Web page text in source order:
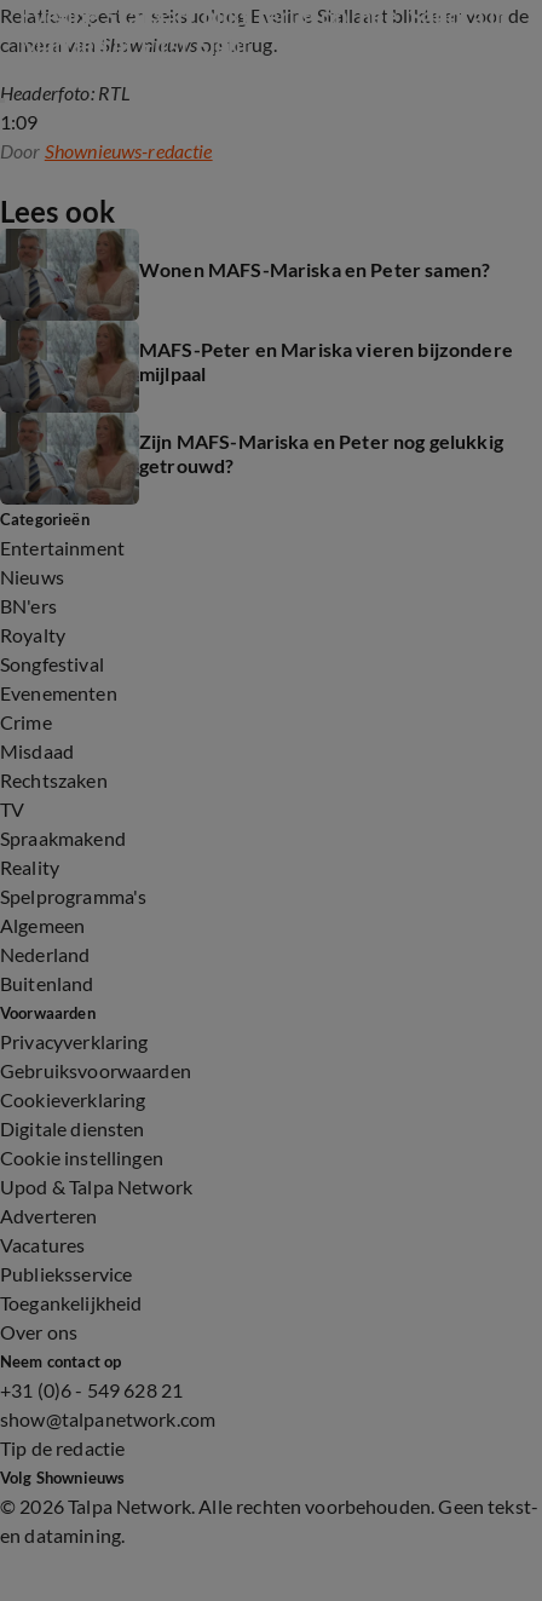
Relatie-expert en seksuoloog Eveline Stallaart blikte er voor de
camera van Shownieuwsop terug.
1:09
Eveline Stallaart blikt terug op 'nee' Sandra in
Married at First Sight
Headerfoto: RTL
Door Shownieuws-redactie
Lees ook
Wonen MAFS-Mariska en Peter samen?
MAFS-Peter en Mariska vieren bijzondere
mijlpaal
Zijn MAFS-Mariska en Peter nog gelukkig
getrouwd?
Categorieën
Entertainment
Nieuws
BN'ers
Royalty
Songfestival
Evenementen
Crime
Misdaad
Rechtszaken
TV
Spraakmakend
Reality
Spelprogramma's
Algemeen
Nederland
Buitenland
Voorwaarden
Privacyverklaring
Gebruiksvoorwaarden
Cookieverklaring
Digitale diensten
Cookie instellingen
Upod & Talpa Network
Adverteren
Vacatures
Publieksservice
Toegankelijkheid
Over ons
Neem contact op
+31 (0)6 - 549 628 21
show@talpanetwork.com
Tip de redactie
Volg Shownieuws
© 2026 Talpa Network. Alle rechten voorbehouden. Geen tekst-
en datamining.